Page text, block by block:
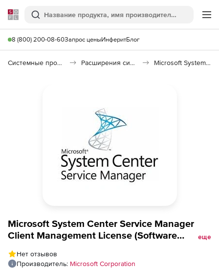
Softline
Поиск
8 (800) 200-08-60Запрос ценыИнферитБлог
Системные программы Расширения системы Microsoft System Center Service Manager Client
Microsoft System Center Service Manager
Client Management License (Software
product 1 Year Acquired Year 2
еще
Нет отзывов
Производитель: Microsoft Corporation